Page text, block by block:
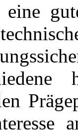
eine